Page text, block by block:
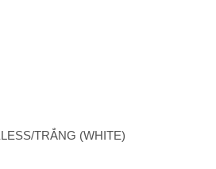
TRẮNG (WHITE)